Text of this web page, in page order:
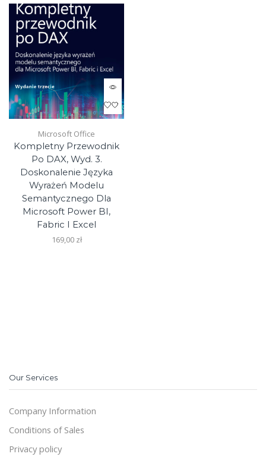
Microsoft Office
Kompletny Przewodnik
Po DAX, Wyd. 3.
Doskonalenie Języka
Wyrażeń Modelu
Semantycznego Dla
Microsoft Power BI,
Fabric I Excel
169,00 zł
Our Services
Company Information
Conditions of Sales
Privacy policy